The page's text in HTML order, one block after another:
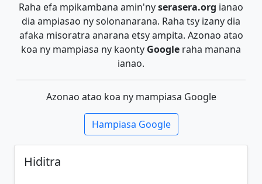
Raha efa mpikambana amin'nyserasera.org ianao
dia ampiasao ny solonanarana. Raha tsy izany dia
afaka misoratra anarana etsy ampita. Azonao atao
koa ny mampiasa ny kaonty Google raha manana
ianao.
Azonao atao koa ny mampiasa Google
Hampiasa Google
Hiditra